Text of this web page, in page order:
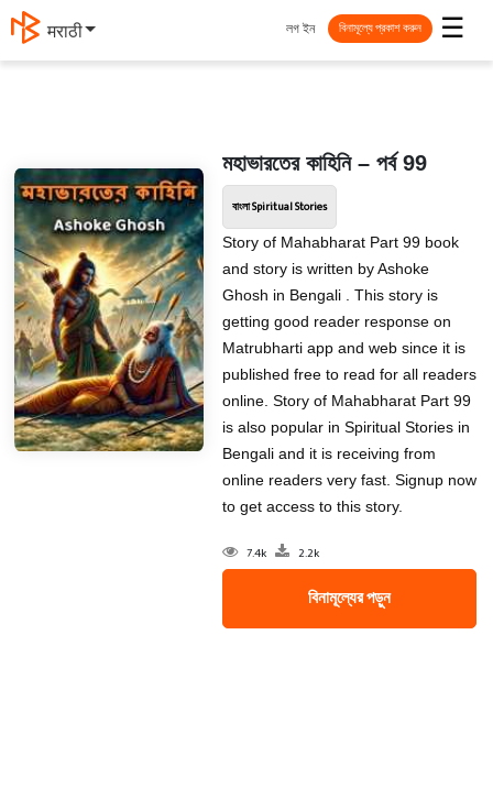
मराठी ☰
লগ ইন বিনামূল্যে প্রকাশ করুন
মহাভারতের কাহিনি – পর্ব 99
বাংলা Spiritual Stories
Story of Mahabharat Part 99 book
and story is written by Ashoke
Ghosh in Bengali . This story is
getting good reader response on
Matrubharti app and web since it is
published free to read for all readers
online. Story of Mahabharat Part 99
is also popular in Spiritual Stories in
Bengali and it is receiving from
online readers very fast. Signup now
to get access to this story.
7.4k 2.2k
বিনামূল্যের পড়ুন